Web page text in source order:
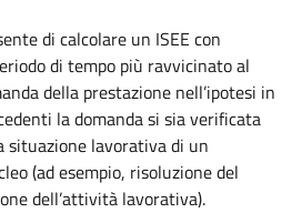
di calcolare un ISEE con
di tempo più ravvicinato al
della prestazione nell’ipotesi in
la domanda si sia verificata
situazione lavorativa di un
(ad esempio, risoluzione del
dell’attività lavorativa).